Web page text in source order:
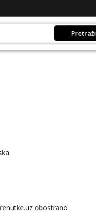
Pretraži
obostrano